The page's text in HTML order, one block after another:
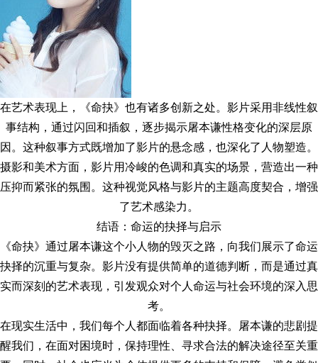
在艺术表现上，《命抉》也有诸多创新之处。影片采用非线性叙
事结构，通过闪回和插叙，逐步揭示屠本谦性格变化的深层原
因。这种叙事方式既增加了影片的悬念感，也深化了人物塑造。
摄影和美术方面，影片用冷峻的色调和真实的场景，营造出一种
压抑而紧张的氛围。这种视觉风格与影片的主题高度契合，增强
了艺术感染力。
结语：命运的抉择与启示
《命抉》通过屠本谦这个小人物的毁灭之路，向我们展示了命运
抉择的沉重与复杂。影片没有提供简单的道德判断，而是通过真
实而深刻的艺术表现，引发观众对个人命运与社会环境的深入思
考。
在现实生活中，我们每个人都面临着各种抉择。屠本谦的悲剧提
醒我们，在面对困境时，保持理性、寻求合法的解决途径至关重